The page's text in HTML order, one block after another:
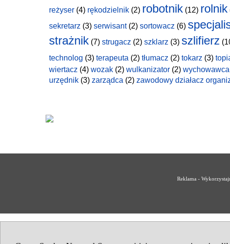
reżyser (4) rękodzielnik (2) robotnik (12) rolnik
sekretarz (3) serwisant(2) sortowacz (6)
strażnik (7) strugacz (2) szklarz (3) szlifierz
technolog (3) terapeuta (2) tłumacz (2) tokarz (3)
wiertacz (4) wozak (2) wulkanizator (2) wychowawca
urzędnik (3) zarządca (2) zawodowy działacz
Reklama -